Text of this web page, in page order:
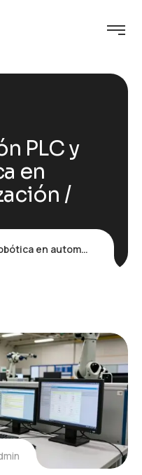
PLC y
en
en automatización